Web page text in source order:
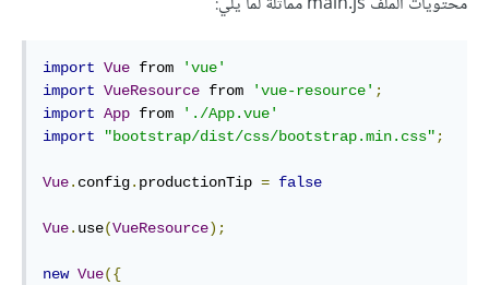
import Vue from
'vue'
import VueResource from 'vue-resource' ;
import App from
'./App.vue'
import
"bootstrap/dist/css/bootstrap.min.css" ;
Vue. config. productionTip = false
Vue. use(VueResource);
new Vue({